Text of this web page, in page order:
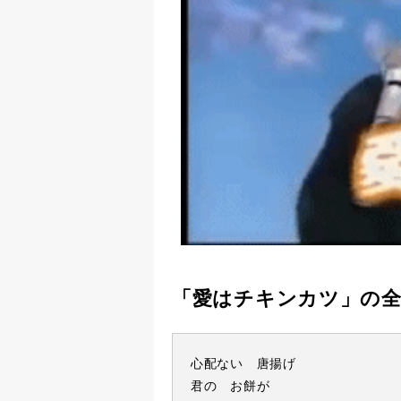
「愛はチキンカツ」の
心配ない 唐揚げ
君の お餅が